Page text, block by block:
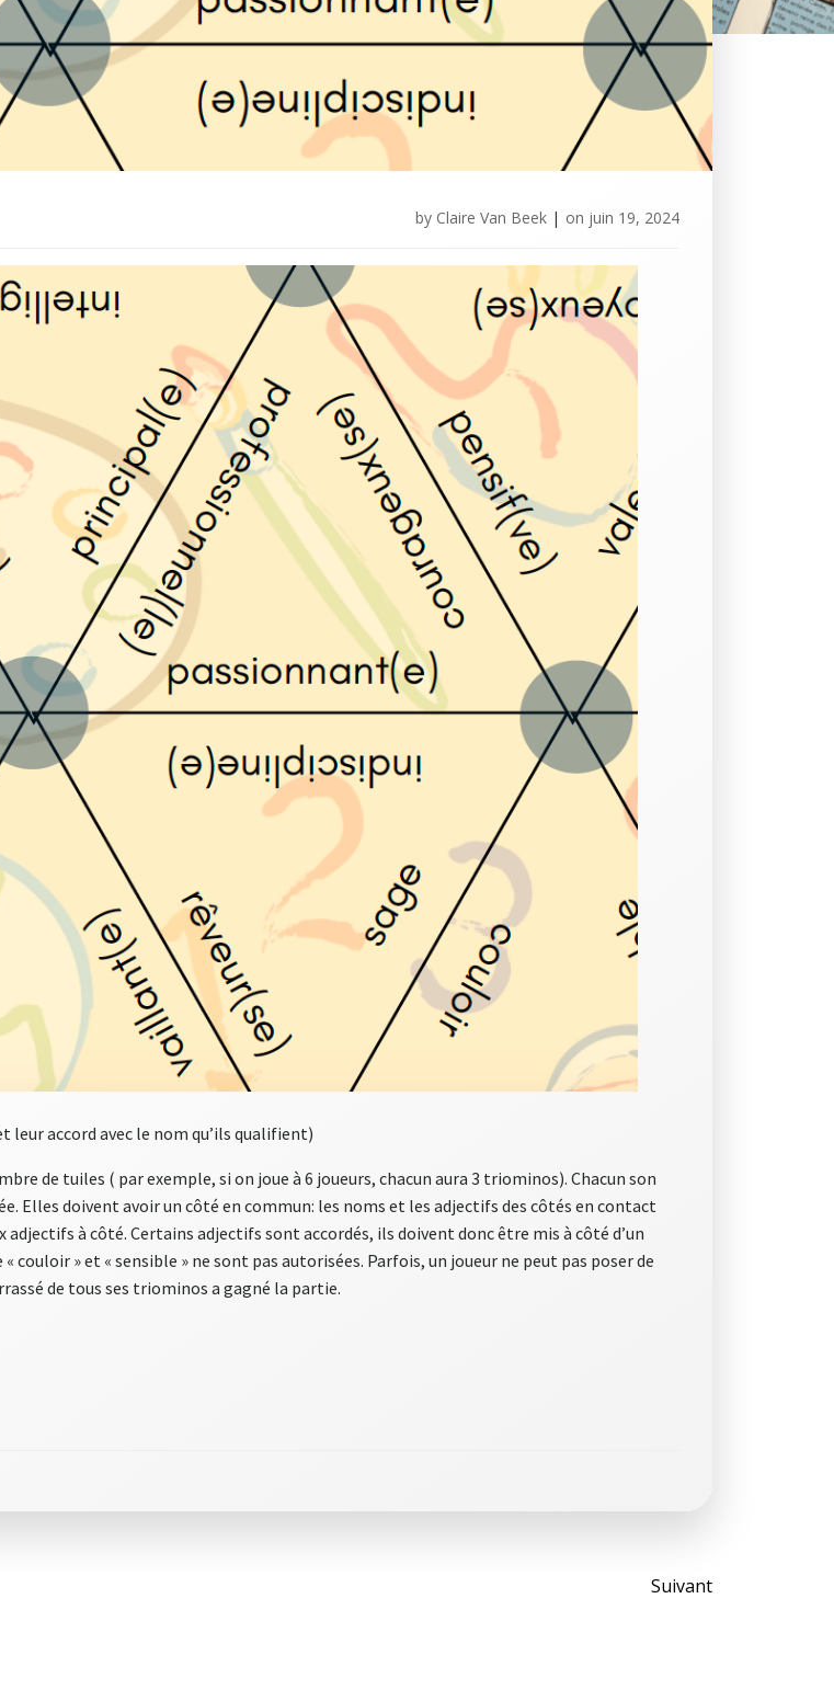
by Claire Van Beek | on juin 19, 2024
leur accord avec le nom qu’ils qualifient)
de tuiles ( par exemple, si on joue à 6 joueurs, chacun aura 3 triominos). Chacun son
Elles doivent avoir un côté en commun: les noms et les adjectifs des côtés en contact
à côté. Certains adjectifs sont accordés, ils doivent donc être mis à côté d’un
couloir » et « sensible » ne sont pas autorisées. Parfois, un joueur ne peut pas poser de
de tous ses triominos a gagné la partie.
Post
Suivant